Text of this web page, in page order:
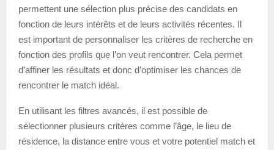
permettent une sélection plus précise des candidats en
fonction de leurs intérêts et de leurs activités récentes. Il
est important de personnaliser les critères de recherche en
fonction des profils que l’on veut rencontrer. Cela permet
d’affiner les résultats et donc d’optimiser les chances de
rencontrer le match idéal.
En utilisant les filtres avancés, il est possible de
sélectionner plusieurs critères comme l’âge, le lieu de
résidence, la distance entre vous et votre potentiel match et